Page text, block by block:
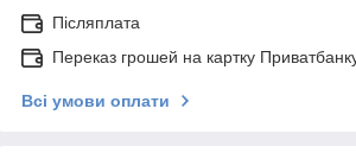
Післяплата
Переказ грошей на картку
Всі умови оплати